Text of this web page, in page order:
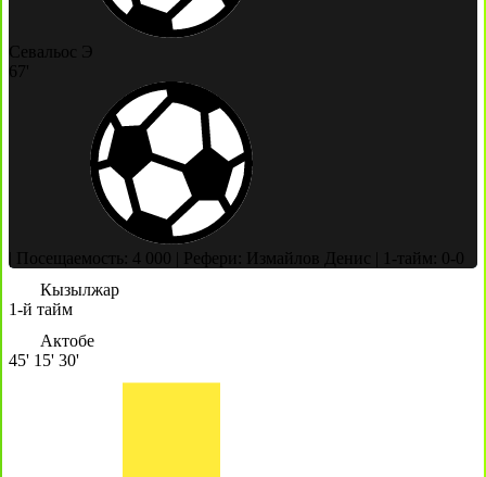
Севальос Э
67'
Посещаемость: 4 000 Рефери: Измайлов Денис
1-тайм: 0-0
Кызылжар
1-й тайм
Актобе
45' 15' 30'